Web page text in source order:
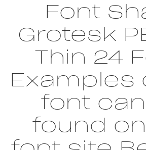
Font
Grotesk
Thin 24
Examples
font
found